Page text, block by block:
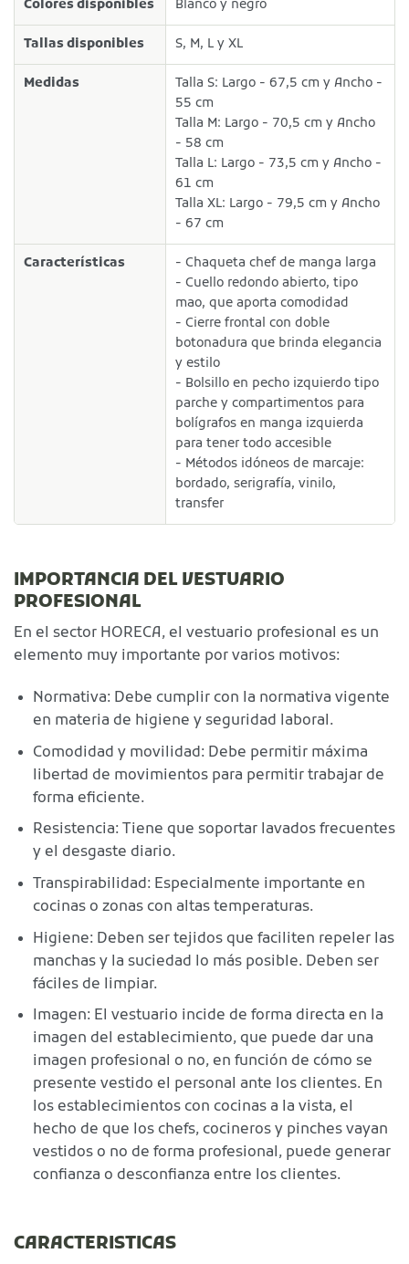
Colores disponibles Blanco y negro
Tallas disponibles S, M, L y XL
Medidas
Talla S: Largo - 67,5 cm y Ancho -
55 cm
Talla M: Largo - 70,5 cm y Ancho
- 58 cm
Talla L: Largo - 73,5 cm y Ancho -
61 cm
Talla XL: Largo - 79,5 cm y Ancho
- 67 cm
Características
- Chaqueta chef de manga larga
- Cuello redondo abierto, tipo
mao, que aporta comodidad
- Cierre frontal con doble
botonadura que brinda elegancia
y estilo
- Bolsillo en pecho izquierdo tipo
parche y compartimentos para
bolígrafos en manga izquierda
para tener todo accesible
- Métodos idóneos de marcaje:
bordado, serigrafía, vinilo,
transfer
IMPORTANCIA DEL VESTUARIO
PROFESIONAL
En el sector HORECA, el vestuario profesional es un
elemento muy importante por varios motivos:
Normativa: Debe cumplir con la normativa vigente
en materia de higiene y seguridad laboral.
Comodidad y movilidad: Debe permitir máxima
libertad de movimientos para permitir trabajar de
forma eficiente.
Resistencia: Tiene que soportar lavados frecuentes
y el desgaste diario.
Transpirabilidad: Especialmente importante en
cocinas o zonas con altas temperaturas.
Higiene: Deben ser tejidos que faciliten repeler las
manchas y la suciedad lo más posible. Deben ser
fáciles de limpiar.
Imagen: El vestuario incide de forma directa en la
imagen del establecimiento, que puede dar una
imagen profesional o no, en función de cómo se
presente vestido el personal ante los clientes. En
los establecimientos con cocinas a la vista, el
hecho de que los chefs, cocineros y pinches vayan
vestidos o no de forma profesional, puede generar
confianza o desconfianza entre los clientes.
CARACTERISTICAS